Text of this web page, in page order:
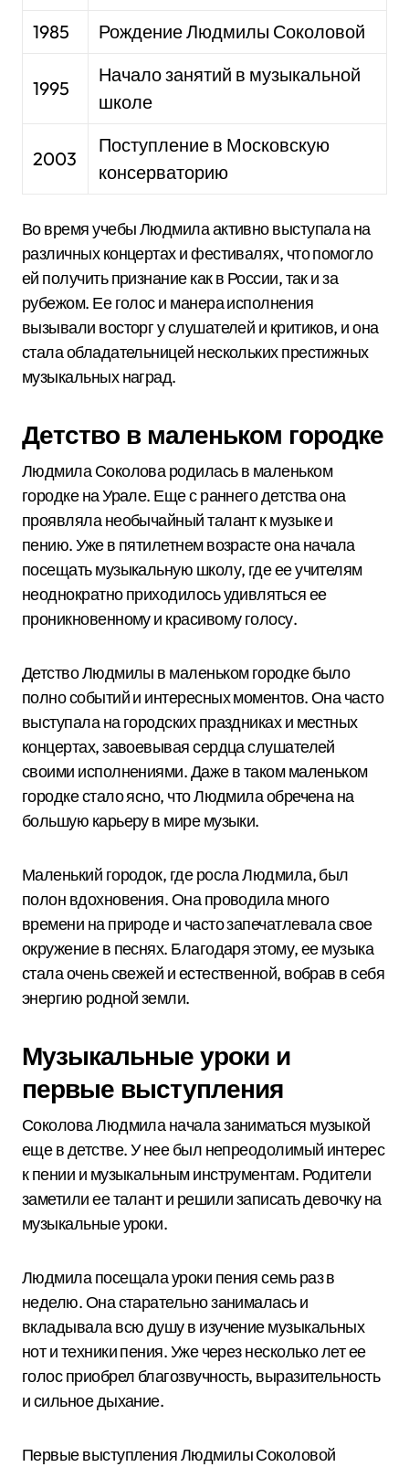
1985 Рождение Людмилы Соколовой
1995
Начало занятий в музыкальной
школе
2003
Поступление в Московскую
консерваторию
Во время учебы Людмила активно выступала на
различных концертах и фестивалях, что помогло
ей получить признание как в России, так и за
рубежом. Ее голос и манера исполнения
вызывали восторг у слушателей и критиков, и она
стала обладательницей нескольких престижных
музыкальных наград.
Детство в маленьком городке
Людмила Соколова родилась в маленьком
городке на Урале. Еще с раннего детства она
проявляла необычайный талант к музыке и
пению. Уже в пятилетнем возрасте она начала
посещать музыкальную школу, где ее учителям
неоднократно приходилось удивляться ее
проникновенному и красивому голосу.
Детство Людмилы в маленьком городке было
полно событий и интересных моментов. Она часто
выступала на городских праздниках и местных
концертах, завоевывая сердца слушателей
своими исполнениями. Даже в таком маленьком
городке стало ясно, что Людмила обречена на
большую карьеру в мире музыки.
Маленький городок, где росла Людмила, был
полон вдохновения. Она проводила много
времени на природе и часто запечатлевала свое
окружение в песнях. Благодаря этому, ее музыка
стала очень свежей и естественной, вобрав в себя
энергию родной земли.
Музыкальные уроки и
первые выступления
Соколова Людмила начала заниматься музыкой
еще в детстве. У нее был непреодолимый интерес
к пении и музыкальным инструментам. Родители
заметили ее талант и решили записать девочку на
музыкальные уроки.
Людмила посещала уроки пения семь раз в
неделю. Она старательно занималась и
вкладывала всю душу в изучение музыкальных
нот и техники пения. Уже через несколько лет ее
голос приобрел благозвучность, выразительность
и сильное дыхание.
Первые выступления Людмилы Соколовой